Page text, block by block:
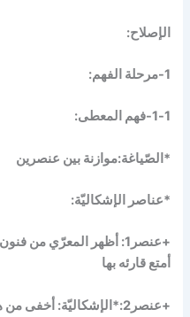
الإصلاح:
1-مرحلة الفهم:
1-1-فهم المعطى:
*الصّياغة:موازنة بين عنصرين
*عناصر الإشكاليّة:
+عنصر1: أظهر المعرّي من
أمتع قارئه بها
+عنصر2:*الإشكاليّة: أخفى